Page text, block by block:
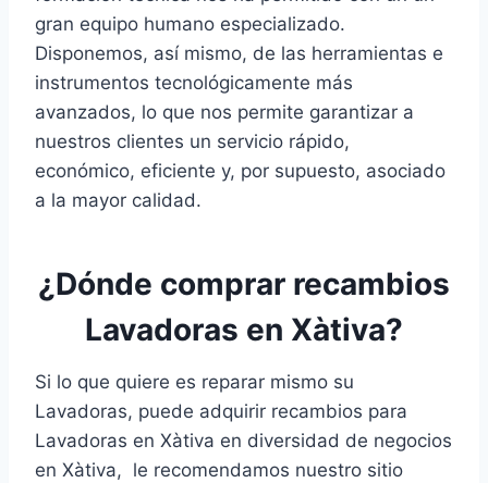
gran equipo humano especializado.
Disponemos, así mismo, de las herramientas e
instrumentos tecnológicamente más
avanzados, lo que nos permite garantizar a
nuestros clientes un servicio rápido,
económico, eficiente y, por supuesto, asociado
a la mayor calidad.
¿Dónde comprar recambios
Lavadoras en Xàtiva?
Si lo que quiere es reparar mismo su
Lavadoras, puede adquirir recambios para
Lavadoras en Xàtiva en diversidad de negocios
en Xàtiva, le recomendamos nuestro sitio